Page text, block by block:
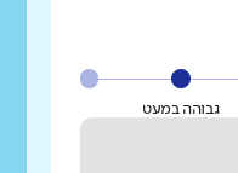
גבוהה במעט